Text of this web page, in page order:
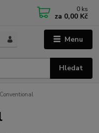
Menu
Hledat
0 ks
za 0,00 Kč